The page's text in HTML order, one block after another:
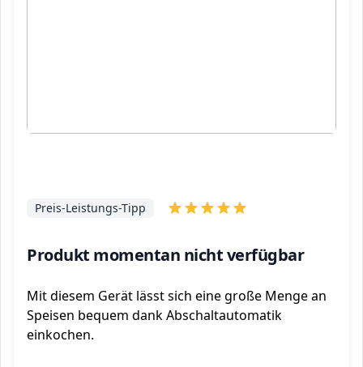
Produkt momentan nicht verfügbar
Preis-Leistungs-Tipp
Mit diesem Gerät lässt sich eine große Menge an
Speisen bequem dank Abschaltautomatik
einkochen.